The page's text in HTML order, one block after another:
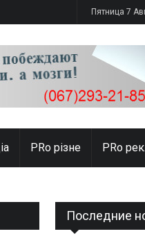
Пятница 7
PRо різне PRo
Последние